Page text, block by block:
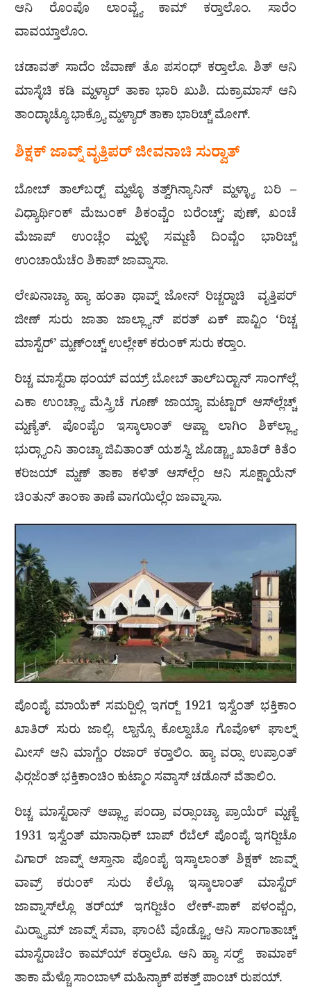
ಆನಿ ರೊಂಪೊ ಲಾಂವ್ಚ್ಯೆ ಕಾಮ್ ಕರ‍್ತಾಲೊಂ. ಸಾರೆಂ
ವಾವಯ್ತಾಲೊಂ.
ಚಡಾವತ್ ಸಾದೆಂ ಜೆವಾಣ್ ತೊ ಪಸಂಧ್ ಕರ‍್ತಾಲೊ. ಶಿತ್ ಆನಿ
ಮಾಸ್ಳೆಚಿ ಕಡಿ ಮ್ಹಳ್ಯಾರ್ ತಾಕಾ ಭಾರಿ ಖುಶಿ. ದುಕ್ರಾಮಾಸ್ ಆನಿ
ತಾಂದ್ಳಾಚ್ಯೊ ಭಾಕ್ರ್ಯೊ ಮ್ಹಳ್ಯಾರ್ ತಾಕಾ ಭಾರಿಚ್ಚ್ ಮೋಗ್.
ಶಿಕ್ಷಕ್ ಜಾವ್ನ್ ವೃತ್ತಿಪರ್ ಜೀವನಾಚಿ ಸುರ‍್ವಾತ್
ಬೋಬ್ ತಾಲ್‍ಬರ‍್ಟ್ ಮ್ಹಳ್ಳೊ ತತ್ವ್‌‌ಗಿನ್ಯಾನಿನ್ ಮ್ಹಳ್ಳ್ಯಾ ಬರಿ –
ವಿಧ್ಯಾರ್ಥಿಂಕ್ ಮೆಜುಂಕ್ ಶಿಕಂವ್ಚೆಂ ಬರೆಂಚ್ಚ್; ಪುಣ್, ಖಂಚೆ
ಮೆಜಾಪ್ ಉಂಚ್ಲೆಂ ಮ್ಹಳ್ಳಿ ಸಮ್ಜಣಿ ದಿಂವ್ಚೆಂ ಭಾರಿಚ್ಚ್
ಉಂಚಾಯೆಚೆಂ ಶಿಕಾಪ್ ಜಾವ್ನಾಸಾ.
ಲೇಖನಾಚ್ಯಾ ಹ್ಯಾ ಹಂತಾ ಥಾವ್ನ್ ಜೋನ್ ರಿಚ್ಚರ‍್ಡಾಚಿ ವೃತ್ತಿಪರ್
ಜೀಣ್ ಸುರು ಜಾತಾ ಜಾಲ್ಲ್ಯಾನ್ ಪರತ್ ಏಕ್ ಪಾವ್ಟಿಂ ‘ರಿಚ್ಚ
ಮಾಸ್ಟೆರ್’ ಮ್ಹಣ್‍ಂಚ್ಚ್ ಉಲ್ಲೇಕ್ ಕರುಂಕ್ ಸುರು ಕರ‍್ತಾಂ.
ರಿಚ್ಚ ಮಾಸ್ಟೆರಾ ಥಂಯ್ ವಯ್ರ್ ಬೋಬ್ ತಾಲ್‍ಬರ‍್ಟಾನ್ ಸಾಂಗ್‌ಲ್ಲೆ
ಎಕಾ ಉಂಚ್ಲ್ಯಾ ಮೆಸ್ತ್ರಿಚೆ ಗೂಣ್ ಜಾಯ್ತ್ಯಾ ಮಟ್ಟಾರ್ ಆಸ್‌ಲ್ಲೆಚ್ಚ್
ಮ್ಹಣ್ಯೆತ್. ಪೊಂಪೈಂ ಇಸ್ಕಾಲಾಂತ್ ಆಪ್ಣಾ ಲಾಗಿಂ ಶಿಕ್‌ಲ್ಲ್ಯಾ
ಭುರ‍್ಗ್ಯಾಂನಿ ತಾಂಚ್ಯಾ ಜಿವಿತಾಂತ್ ಯಶಸ್ವಿ ಜೊಡ್ಚ್ಯಾ ಖಾತಿರ್ ಕಿತೆಂ
ಕರಿಜಯ್ ಮ್ಹಣ್ ತಾಕಾ ಕಳಿತ್ ಆಸ್‌ಲ್ಲೆಂ ಆನಿ ಸೂಕ್ಷ್ಮಾಯೆನ್
ಚಿಂತುನ್ ತಾಂಕಾ ತಾಣೆ ವಾಗಯಿಲ್ಲೆಂ ಜಾವ್ನಾಸಾ.
ಪೊಂಪೈ ಮಾಯೆಕ್ ಸಮರ‍್ಪಿಲ್ಲಿ ಇಗರ‍್ಜ್ 1921 ಇಸ್ವೆಂತ್ ಭಕ್ತಿಕಾಂ
ಖಾತಿರ್ ಸುರು ಜಾಲ್ಲಿ. ಲ್ಹಾನ್ಸೊ ಕೊಲ್ವಾಚೊ ಗೊವೊಳ್ ಘಾಲ್ನ್
ಮೀಸ್ ಆನಿ ಮಾಗ್ಣೆಂ ರಜಾರ್ ಕರ‍್ತಾಲಿಂ. ಹ್ಯಾ ವರ‍್ಸಾ ಉಪ್ರಾಂತ್
ಫಿರ‍್ಗಜೆಂತ್ ಭಕ್ತಿಕಾಂಚಿಂ ಕುಟ್ಮಾಂ ಸವ್ಕಾಸ್ ಚಡೊನ್ ವೆತಾಲಿಂ.
ರಿಚ್ಚ ಮಾಸ್ಟೆರಾನ್ ಆಪ್ಲ್ಯಾ ಪಂದ್ರಾ ವರ‍್ಸಾಂಚ್ಯಾ ಪ್ರಾಯೆರ್ ಮ್ಹಣ್ಜೆ
1931 ಇಸ್ವೆಂತ್ ಮಾನಾಧಿಕ್ ಬಾಪ್ ರೆಬೆಲ್ ಪೊಂಪೈ ಇಗರ‍್ಜಿಚೊ
ವಿಗಾರ್ ಜಾವ್ನ್ ಆಸ್ತಾನಾ ಪೊಂಪೈ ಇಸ್ಕಾಲಾಂತ್ ಶಿಕ್ಷಕ್ ಜಾವ್ನ್
ವಾವ್ರ್ ಕರುಂಕ್ ಸುರು ಕೆಲ್ಲೊ. ಇಸ್ಕಾಲಾಂತ್ ಮಾಸ್ಟೆರ್
ಜಾವ್ನಾಸ್‌ಲ್ಲೊ ತರ್‌ಯ್ ಇಗರ‍್ಜಿಚೆಂ ಲೇಕ್-ಪಾಕ್ ಪಳಂವ್ಚೆಂ,
ಮಿರ‍್ನ್ಯಾಮ್ ಜಾವ್ನ್ ಸೆವಾ, ಘಾಂಟಿ ವೊಡ್ಚ್ಯೊ ಆನಿ ಸಾಂಗಾತಾಚ್ಚ್
ಮಾಸ್ಟೆರಾಚೆಂ ಕಾಮ್‌ಯ್ ಕರ‍್ತಾಲೊ. ಆನಿ ಹ್ಯಾ ಸರ‍್ವ್ ಕಾಮಾಕ್
ತಾಕಾ ಮೆಳ್ಚೊ ಸಾಂಬಾಳ್ ಮಹಿನ್ಯಾಕ್ ಪಕತ್ತ್ ಪಾಂಚ್ ರುಪಯ್.